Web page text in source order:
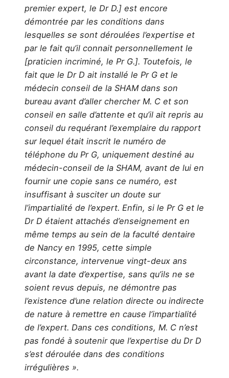
premier expert, le Dr D.] est encore
démontrée par les conditions dans
lesquelles se sont déroulées l’expertise et
par le fait qu’il connait personnellement le
[praticien incriminé, le Pr G.]. Toutefois, le
fait que le Dr D ait installé le Pr G et le
médecin conseil de la SHAM dans son
bureau avant d’aller chercher M. C et son
conseil en salle d’attente et qu’il ait repris au
conseil du requérant l’exemplaire du rapport
sur lequel était inscrit le numéro de
téléphone du Pr G, uniquement destiné au
médecin-conseil de la SHAM, avant de lui en
fournir une copie sans ce numéro, est
insuffisant à susciter un doute sur
l’impartialité de l’expert. Enfin, si le Pr G et le
Dr D étaient attachés d’enseignement en
même temps au sein de la faculté dentaire
de Nancy en 1995, cette simple
circonstance, intervenue vingt-deux ans
avant la date d’expertise, sans qu’ils ne se
soient revus depuis, ne démontre pas
l’existence d’une relation directe ou indirecte
de nature à remettre en cause l’impartialité
de l’expert. Dans ces conditions, M. C n’est
pas fondé à soutenir que l’expertise du Dr D
s’est déroulée dans des conditions
irrégulières ».